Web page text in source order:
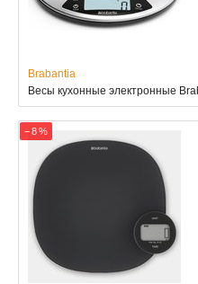
Brabantia
Весы кухонные электронные
− 8 %